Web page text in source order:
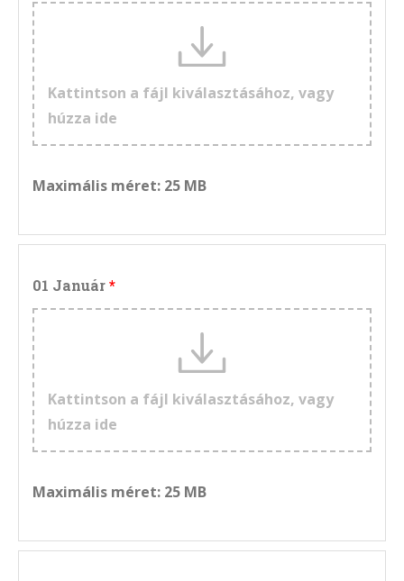
Kattintson a fájl kiválasztásához, vagy
húzza ide
Maximális méret: 25 MB
01 Január
Kattintson a fájl kiválasztásához, vagy
húzza ide
Maximális méret: 25 MB